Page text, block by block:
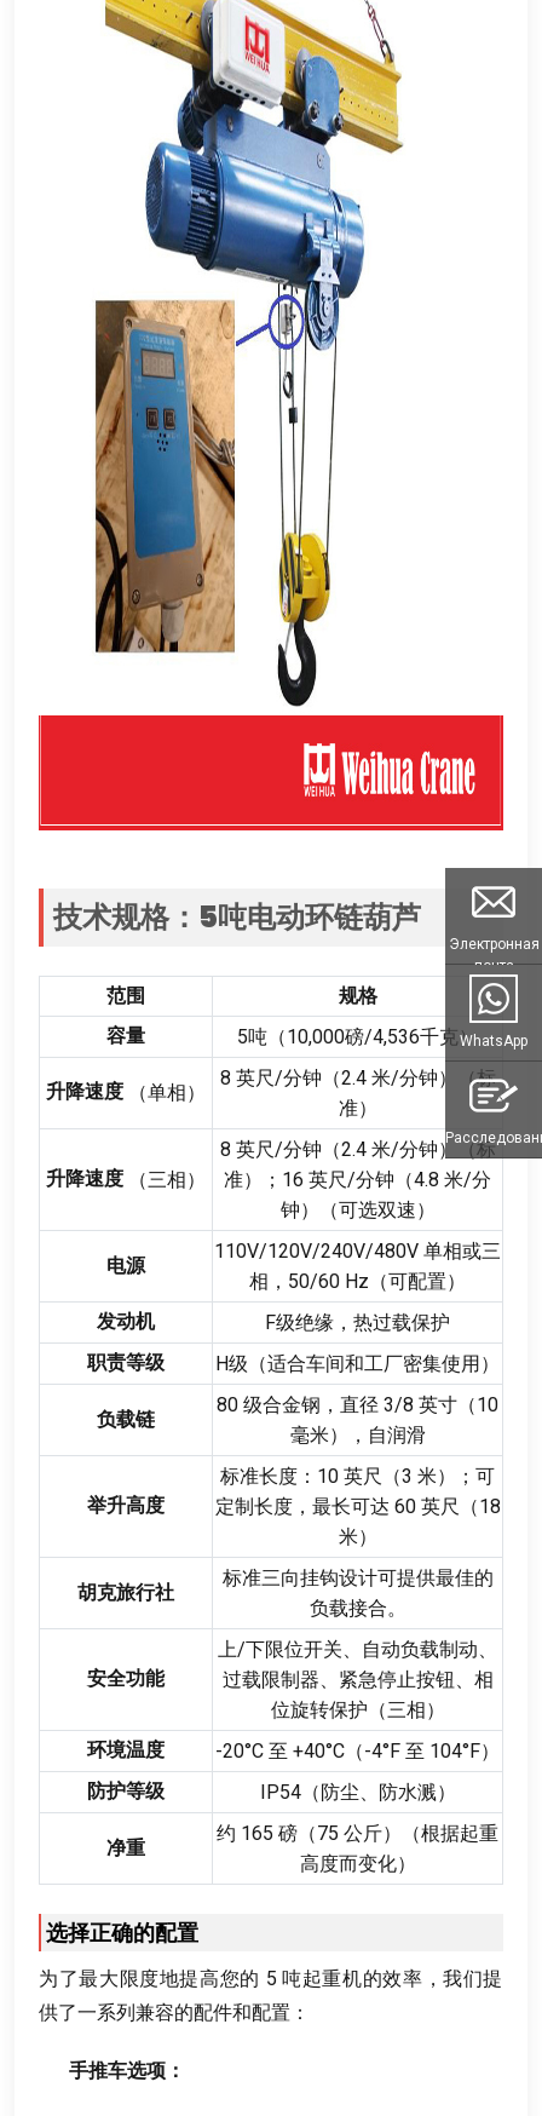
技术规格：5吨电动环链葫芦
范围
规格
容量
5吨（10,000磅/4,536千克）
升降速度 （单相）
8 英尺/分钟（2.4 米/分钟）（标
准）
升降速度 （三相）
8 英尺/分钟（2.4 米/分钟）（标
准）
；16 英尺/分钟（4.8 米/分
钟）（可选双速）
电源
110V/120V/240V/480V 单相或三
相 ，50/60 Hz（可配置）
发动机
F级绝缘 ， 热过载保护
职责等级
H级（适合车间和工厂密集使用）
负载链
80 级合金钢 ， 直径 3/8 英寸（10
毫米）
， 自润滑
举升高度
标准长度 ：10 英尺（3 米） ； 可
定制长度， 最长可达 60 英尺（18
米）
胡克旅行社
标准三向挂钩设计可提供最佳的
负载接合。
安全功能
上/下限位开关、 自动负载制动、
过载限制器、 紧急停止按钮 、 相
位旋转保护（三相）
环境温度
-20°C 至 +40°C（-4°F 至 104°F）
防护等级
IP54（防尘、 防水溅）
净重
约 165 磅（75 公斤）（根据起重
高度而变化）
选择正确的配置
为了最大限度地提高您的 5吨起重机的效率 ，我们提
供了一系列兼容的配件和配置 ：
手推车选项 ：
Электронная
почта
WhatsApp